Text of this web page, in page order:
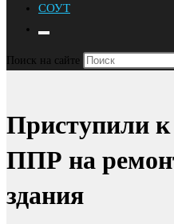
СОУТ
Переключить
по
веб-
Поиск на сайте
Приступили к
ППР на
здания